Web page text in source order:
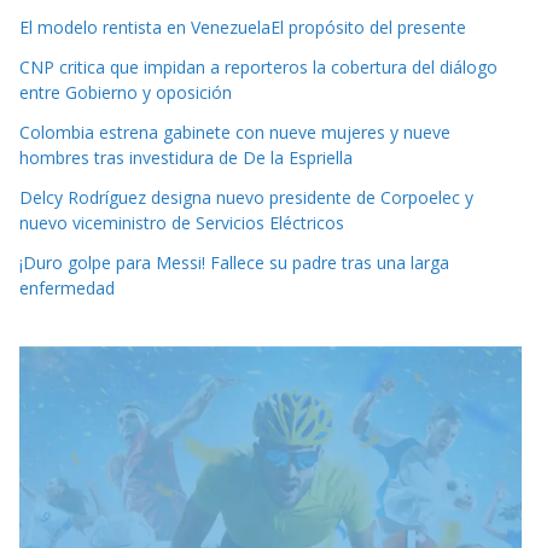
El modelo rentista en VenezuelaEl propósito del presente
CNP critica que impidan a reporteros la cobertura del diálogo
entre Gobierno y oposición
Colombia estrena gabinete con nueve mujeres y nueve
hombres tras investidura de De la Espriella
Delcy Rodríguez designa nuevo presidente de Corpoelec y
nuevo viceministro de Servicios Eléctricos
¡Duro golpe para Messi! Fallece su padre tras una larga
enfermedad